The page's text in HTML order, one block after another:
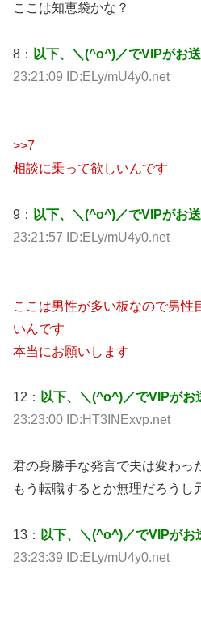
ここは知恵袋かな？
8： 以下、＼(^o^)／でVIPがお
23:21:09 ID:ELy/mU4y0.net
>>7
相談に乗って欲しいんです
9： 以下、＼(^o^)／でVIPがお
23:21:57 ID:ELy/mU4y0.net
ここは男性が多い板なので男性
いんです
本当にお願いします
12： 以下、＼(^o^)／でVIPがお
23:23:00 ID:HT3INExvp.net
君の身勝手な発言で夫は変わっ
もう転職するとか無理だろうし
13： 以下、＼(^o^)／でVIPがお
23:23:39 ID:ELy/mU4y0.net